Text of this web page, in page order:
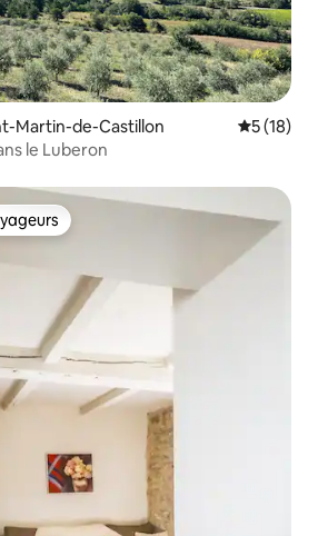
Martin-de-Castillon Note
5 (18)
le Luberon
parmi les plus aimés